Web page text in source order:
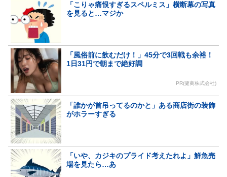
「こりゃ痛恨すぎるスペルミス」横断幕の写真
を見ると…マジか
「風俗前に飲むだけ！」45分で3回戦も余裕！
1日31円で朝まで絶好調
PR(健商株式会社)
「誰かが首吊ってるのかと」ある商店街の装飾
がホラーすぎる
「いや、カジキのプライド考えたれよ」鮮魚売
場を見たら…あ